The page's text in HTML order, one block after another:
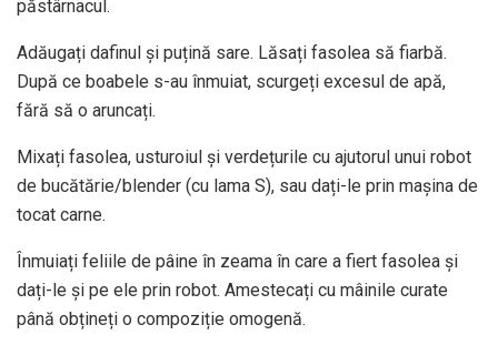
păstârnacul.
Adăugați dafinul și puțină sare. Lăsați fasolea să fiarbă.
După ce boabele s-au înmuiat, scurgeți excesul de apă,
fără să o aruncați.
Mixați fasolea, usturoiul și verdețurile cu ajutorul unui robot
de bucătărie/blender (cu lama S), sau dați-le prin mașina de
tocat carne.
Înmuiați feliile de pâine în zeama în care a fiert fasolea și
dați-le și pe ele prin robot. Amestecați cu mâinile curate
până obțineți o compoziție omogenă.